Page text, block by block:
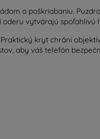
a poškriabaniu.
vytvárajú spoľahlivú
kryt chráni
aby váš telefón